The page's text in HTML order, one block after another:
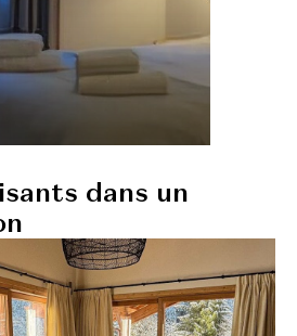
dans un